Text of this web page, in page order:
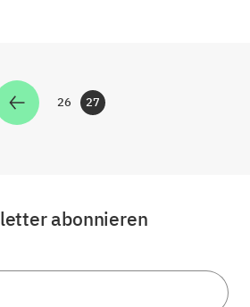
Zur Seite
26 Zur Seite
27
abonnieren